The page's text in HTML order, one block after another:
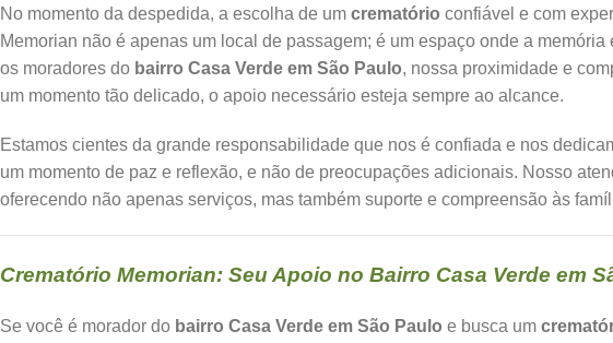
No momento da despedida, a escolha de um crematório confiável e com
Memorian não é apenas um local de passagem; é um espaço onde a
os moradores do bairro Casa Verde em São Paulo, nossa proximidade e
um momento tão delicado, o apoio necessário esteja sempre ao alcance.
Estamos cientes da grande responsabilidade que nos é confiada e nos
um momento de paz e reflexão, e não de preocupações adicionais. Nosso
oferecendo não apenas serviços, mas também suporte e compreensão às
Crematório Memorian: Seu Apoio no Bairro Casa Verde em
Se você é morador do bairro Casa Verde em São Paulo e busca um